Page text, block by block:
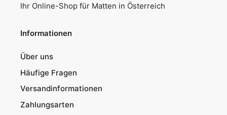
Ihr Online-Shop für Matten in Österreich
Informationen
Über uns
Häufige Fragen
Versandinformationen
Zahlungsarten